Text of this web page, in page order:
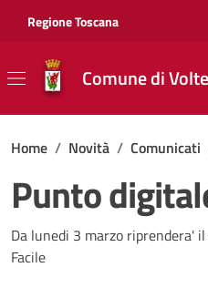
Regione Toscana
Comune di
Home / Novità / Comunicati
Punto
Dettagli della
Da lunedi 3 marzo riprendera'
Facile